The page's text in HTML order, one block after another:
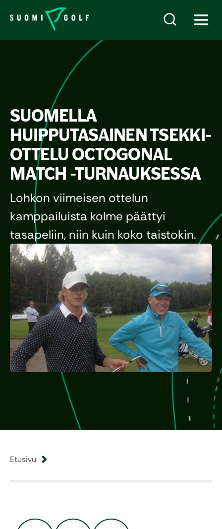
SUOMELLA
HUIPPUTASAINEN TSEKKI-
OTTELU OCTOGONAL
MATCH -TURNAUKSESSA
Lohkon viimeisen ottelun
kamppailuista kolme päättyi
tasapeliin, niin kuin koko taistokin.
Etusivu